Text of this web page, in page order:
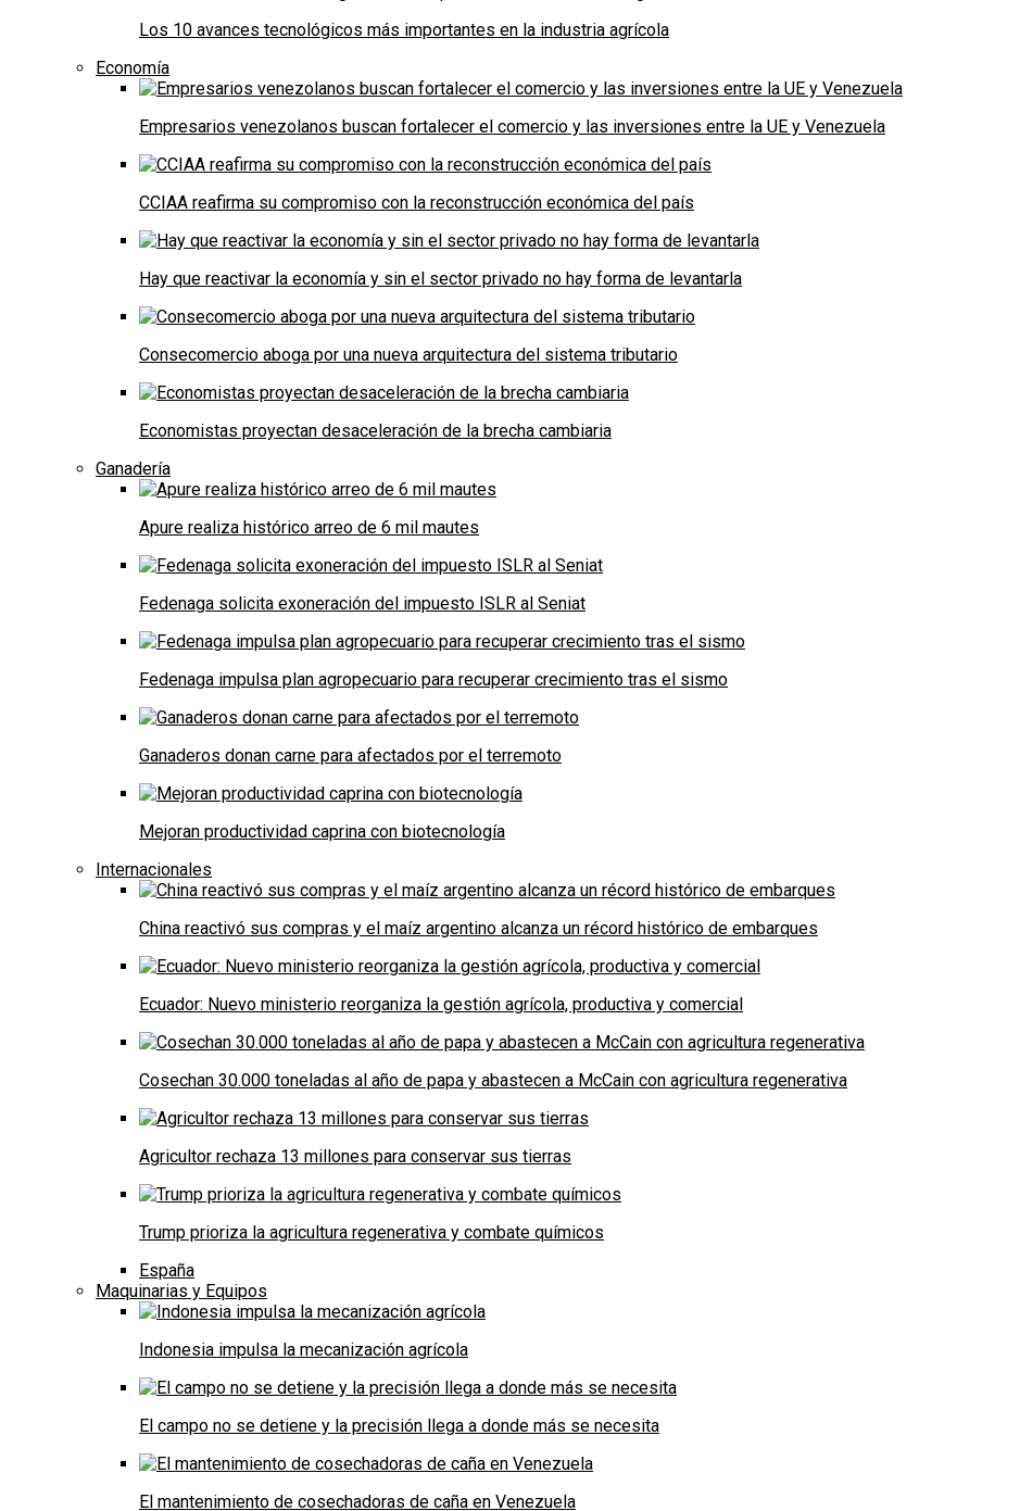
Los 10 avances tecnológicos más importantes en la industria agrícola
Economía
Empresarios venezolanos buscan fortalecer el comercio y las inversiones entre la UE y Venezuela
CCIAA reafirma su compromiso con la reconstrucción económica del país
Hay que reactivar la economía y sin el sector privado no hay forma de levantarla
Consecomercio aboga por una nueva arquitectura del sistema tributario
Economistas proyectan desaceleración de la brecha cambiaria
Ganadería
Apure realiza histórico arreo de 6 mil mautes
Fedenaga solicita exoneración del impuesto ISLR al Seniat
Fedenaga impulsa plan agropecuario para recuperar crecimiento tras el sismo
Ganaderos donan carne para afectados por el terremoto
Mejoran productividad caprina con biotecnología
Internacionales
China reactivó sus compras y el maíz argentino alcanza un récord histórico de embarques
Ecuador: Nuevo ministerio reorganiza la gestión agrícola, productiva y comercial
Cosechan 30.000 toneladas al año de papa y abastecen a McCain con agricultura regenerativa
Agricultor rechaza 13 millones para conservar sus tierras
Trump prioriza la agricultura regenerativa y combate químicos
España
Maquinarias y Equipos
Indonesia impulsa la mecanización agrícola
El campo no se detiene y la precisión llega a donde más se necesita
El mantenimiento de cosechadoras de caña en Venezuela